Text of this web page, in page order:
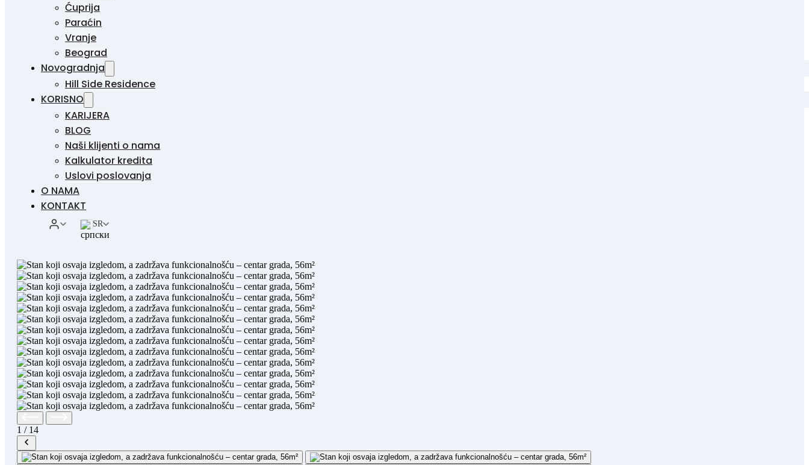
Ćuprija
Paraćin
Vranje
Beograd
Novogradnja
Hill Side Residence
KORISNO
KARIJERA
BLOG
Naši klijenti o nama
Kalkulator kredita
Uslovi poslovanja
O NAMA
KONTAKT
SR
1 / 14